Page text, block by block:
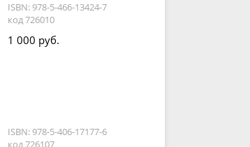
ISBN: 978-5-466-13424-7
код 726010
1 000 руб.
ISBN: 978-5-406-17177-6
код 726107